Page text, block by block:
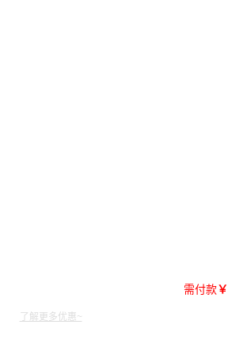
需付款￥
了解更多优惠~